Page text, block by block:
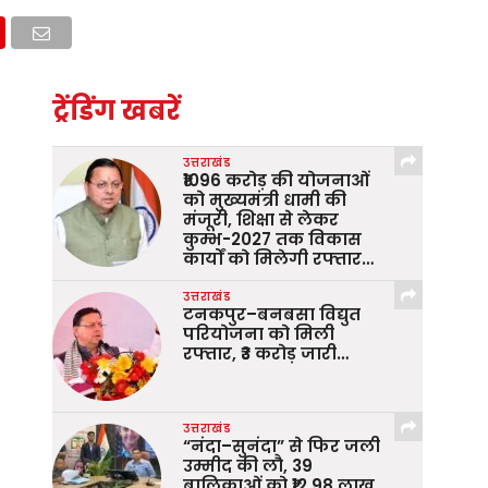
ट्रेंडिंग खबरें
उत्तराखंड
₹1096 करोड़ की योजनाओं
को मुख्यमंत्री धामी की
मंजूरी, शिक्षा से लेकर
कुम्भ-2027 तक विकास
कार्यों को मिलेगी रफ्तार…
उत्तराखंड
टनकपुर–बनबसा विद्युत
परियोजना को मिली
रफ्तार, ₹3 करोड़ जारी…
उत्तराखंड
“नंदा–सुनंदा” से फिर जली
उम्मीद की लौ, 39